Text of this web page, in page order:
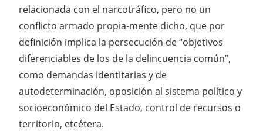
relacionada con el narcotráfico, pero no un
conflicto armado propia-mente dicho, que por
definición implica la persecución de “objetivos
diferenciables de los de la delincuencia común”,
como demandas identitarias y de
autodeterminación, oposición al sistema político y
socioeconómico del Estado, control de recursos o
territorio, etcétera.